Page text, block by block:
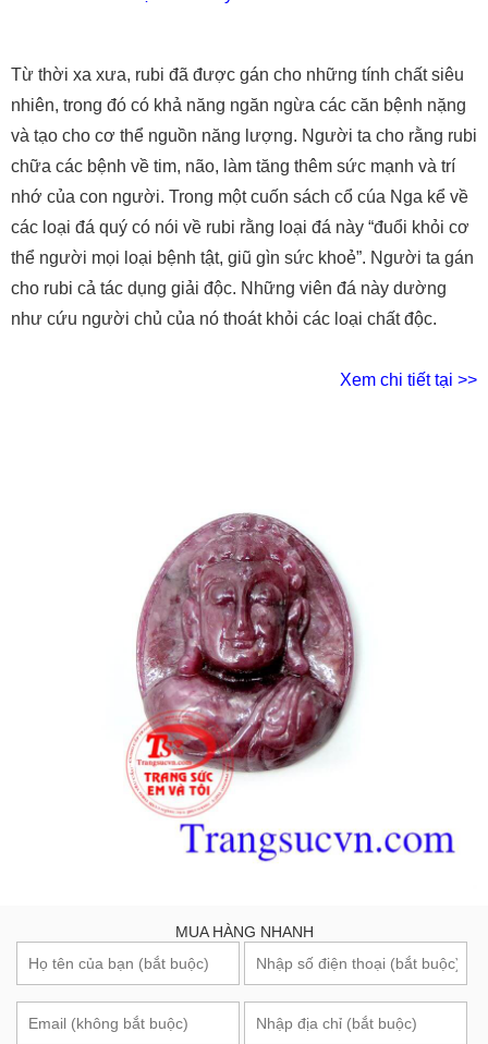
Từ thời xa xưa, rubi đã được gán cho những tính chất siêu
nhiên, trong đó có khả năng ngăn ngừa các căn bệnh nặng
và tạo cho cơ thể nguồn năng lượng. Người ta cho rằng rubi
chữa các bệnh về tim, não, làm tăng thêm sức mạnh và trí
nhớ của con người. Trong một cuốn sách cổ cúa Nga kể về
các loại đá quý có nói về rubi rằng loại đá này “đuổi khỏi cơ
thể người mọi loại bệnh tật, giũ gìn sức khoẻ”. Người ta gán
cho rubi cả tác dụng giải độc. Những viên đá này dường
như cứu người chủ của nó thoát khỏi các loại chất độc.
Xem chi tiết tại >>
MUA HÀNG NHANH